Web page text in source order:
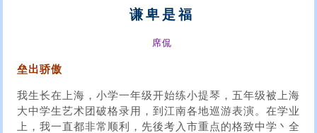
谦卑是福
席侃
垒出骄傲
我生长在上海，小学一年级开始练小提琴，五年级被上海
大中学生艺术团破格录用，到江南各地巡游表演。在学业
上，我一直都非常顺利，先後考入市重点的格致中学丶全